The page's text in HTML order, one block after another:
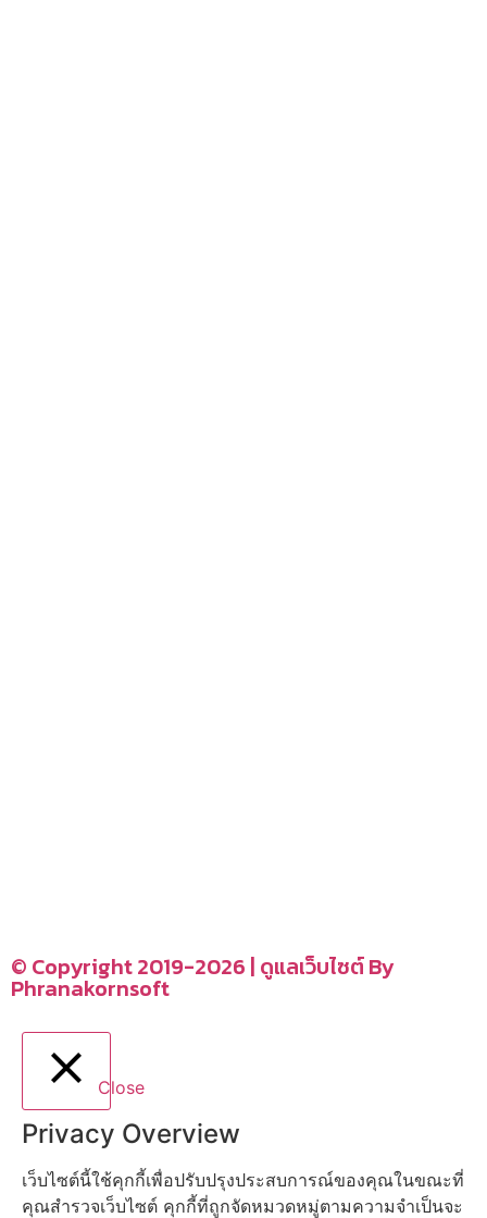
© Copyright 2019-2026 | ดูแลเว็บไซต์ By
Phranakornsoft
Close
Privacy Overview
เว็บไซต์นี้ใช้คุกกี้เพื่อปรับปรุงประสบการณ์ของคุณในขณะที่
คุณสำรวจเว็บไซต์ คุกกี้ที่ถูกจัดหมวดหมู่ตามความจำเป็นจะ